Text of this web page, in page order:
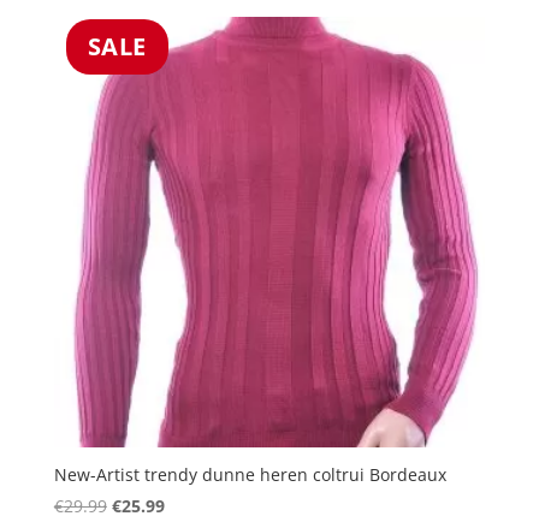
€29.99.€25.99.
SALE
New-Artist trendy dunne heren coltrui Bordeaux
€29.99 Oorspronkelijke
€25.99Huidige